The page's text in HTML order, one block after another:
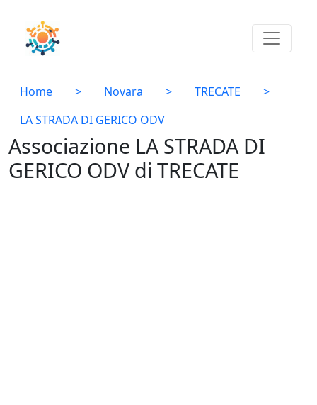
Home > Novara > TRECATE
>
LA STRADA DI GERICO ODV
Associazione LA STRADA DI
GERICO ODV di TRECATE